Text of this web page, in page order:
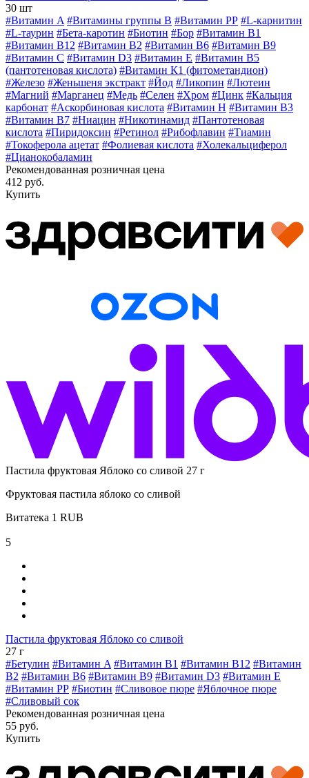
30 шт
#Витамин A #Витамины группы В #Витамин РР #L-карнитин
#L-таурин #Бета-каротин #Биотин #Бор #Витамин B1
#Витамин B12 #Витамин B2 #Витамин B6 #Витамин B9
#Витамин C #Витамин D3 #Витамин E #Витамин В5
(пантотеновая кислота) #Витамин К1 (фитометандион)
#Железо #Женьшеня экстракт #Йод #Ликопин #Лютеин
#Магний #Марганец #Медь #Селен #Хром #Цинк #Кальция
карбонат #Аскорбиновая кислота #Витамин H #Витамин В3
#Витамин В7 #Ниацин #Никотинамид #Пантотеновая
кислота #Пиридоксин #Ретинол #Рибофлавин #Тиамин
#Токоферола ацетат #Фолиевая кислота #Холекальциферол
#Цианокобаламин
Рекомендованная розничная цена
412 руб.
Купить
Пастила фруктовая Яблоко со сливой 27 г
Фруктовая пастила яблоко со сливой
Витатека 1 RUB
5
Пастила фруктовая Яблоко со сливой
27 г
#Бетулин #Витамин A #Витамин B1 #Витамин B12 #Витамин
B2 #Витамин B6 #Витамин B9 #Витамин D3 #Витамин E
#Витамин РР #Биотин #Сливовое пюре #Яблочное пюре
#Сливовый сок
Рекомендованная розничная цена
55 руб.
Купить